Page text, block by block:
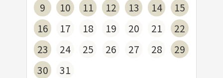
9
10 11 12 13 14
15
16
17 18 19 20 21
22
23
24 25 26 27 28
29
30
31